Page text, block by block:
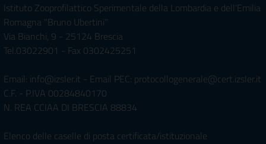
Istituto Zooprofilattico Sperimentale della Lombardia e dell'Emilia
Romagna "Bruno Ubertini"
Via Bianchi, 9 - 25124 Brescia
Tel.03022901 - Fax 0302425251
Email: info@izsler.it - Email PEC: protocollogenerale@cert.izsler.it
C.F. - P.IVA 00284840170
N. REA CCIAA DI BRESCIA 88834
Elenco delle caselle di posta certificata/istituzionale